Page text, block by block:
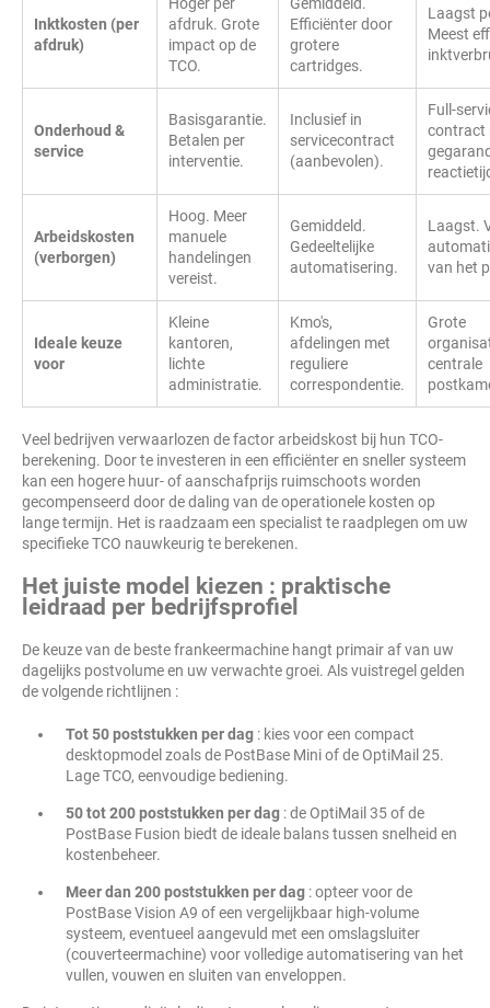
Inktkosten (per
afdruk)
Hoger per
afdruk. Grote
impact op de
TCO.
Gemiddeld.
Efficiënter door
grotere
cartridges.
Laagst
Meest
Onderhoud &
service
Basisgarantie.
Betalen per
interventie.
Inclusief in
servicecontract
(aanbevolen).
Full-
contract
Arbeidskosten
(verborgen)
Hoog. Meer
manuele
handelingen
vereist.
Gemiddeld.
Gedeeltelijke
automatisering.
Laagst.
van het
Ideale keuze
voor
Kleine
kantoren,
lichte
administratie.
Kmo's,
afdelingen met
reguliere
correspondentie.
Grote
centrale
Veel bedrijven verwaarlozen de factor arbeidskost bij hun TCO-
berekening. Door te investeren in een efficiënter en sneller systeem
kan een hogere huur- of aanschafprijs ruimschoots worden
gecompenseerd door de daling van de operationele kosten op
lange termijn. Het is raadzaam een specialist te raadplegen om uw
specifieke TCO nauwkeurig te berekenen.
Het juiste model kiezen : praktische
leidraad per bedrijfsprofiel
De keuze van de beste frankeermachine hangt primair af van uw
dagelijks postvolume en uw verwachte groei. Als vuistregel gelden
de volgende richtlijnen :
Tot 50 poststukken per dag : kies voor een compact
desktopmodel zoals de PostBase Mini of de OptiMail 25.
Lage TCO, eenvoudige bediening.
50 tot 200 poststukken per dag : de OptiMail 35 of de
PostBase Fusion biedt de ideale balans tussen snelheid en
kostenbeheer.
Meer dan 200 poststukken per dag : opteer voor de
PostBase Vision A9 of een vergelijkbaar high-volume
systeem, eventueel aangevuld met een omslagsluiter
(couverteermachine) voor volledige automatisering van het
vullen, vouwen en sluiten van enveloppen.